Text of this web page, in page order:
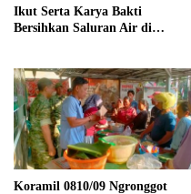
Ikut Serta Karya Bakti
Bersihkan Saluran Air di
Koramil 0810/09 Ngronggot